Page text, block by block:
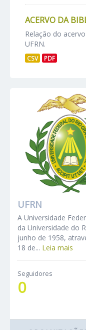
ACERVO DA
Relação do
UFRN.
CSV PDF
UFRN
A Universidade
da Universidade do
junho de 1958,
18 de... Leia mais
Seguidores
0